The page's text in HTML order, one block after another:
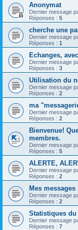
Anonymat
Dernier message
Réponses : 5
cherche une
Dernier message
Réponses : 1
Echanges,
Dernier message
Réponses : 3
Utilisation du
Dernier message
Réponses : 2
ma
Dernier message
Réponses : 2
Bienvenue!
membres.
Dernier message
Réponses : 5
ALERTE,
Dernier message
Réponses : 2
Mes
Dernier message
Réponses : 2
Statistiques
Dernier message
Réponses : 7